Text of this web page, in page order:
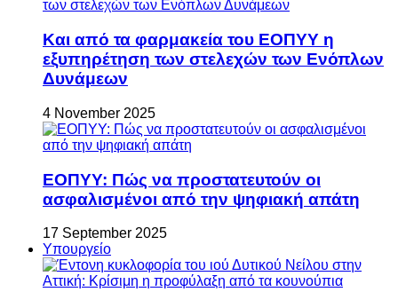
Και από τα φαρμακεία του ΕΟΠΥΥ η
εξυπηρέτηση των στελεχών των Ενόπλων
Δυνάμεων
4 November 2025
ΕΟΠΥΥ: Πώς να προστατευτούν οι
ασφαλισμένοι από την ψηφιακή απάτη
17 September 2025
Υπουργείο